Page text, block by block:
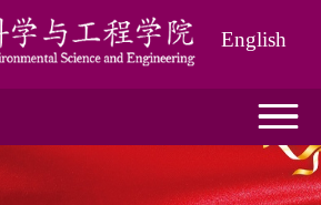
English